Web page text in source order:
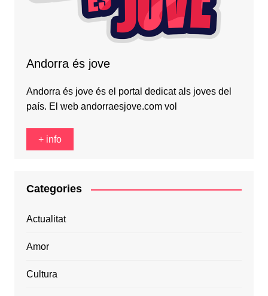
Andorra és jove
Andorra és jove és el portal dedicat als joves del
país. El web andorraesjove.com vol
+ info
Categories
Actualitat
Amor
Cultura